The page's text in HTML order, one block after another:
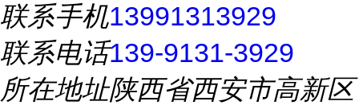
联系手机13991313929
联系电话139-9131-3929
所在地址陕西省西安市高新区